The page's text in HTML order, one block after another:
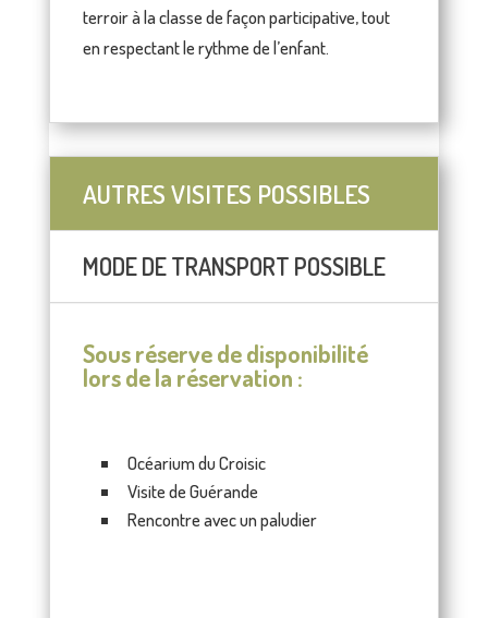
terroir à la classe de façon participative, tout
en respectant le rythme de l’enfant.
AUTRES VISITES POSSIBLES
MODE DE TRANSPORT POSSIBLE
Sous réserve de disponibilité
lors de la réservation :
Océarium du Croisic
Visite de Guérande
Rencontre avec un paludier